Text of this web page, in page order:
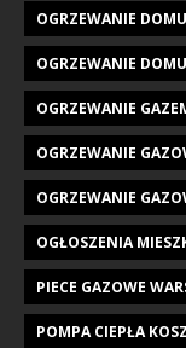
OGRZEWANIE
OGRZEWANIE
OGRZEWANIE
OGRZEWANIE
OGRZEWANIE
OGŁOSZENIA
PIECE GAZOWE
POMPA CIEPŁA